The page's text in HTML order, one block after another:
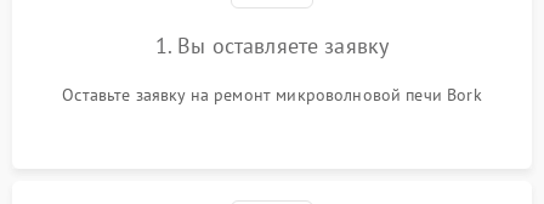
Не работают сенсорные
1000 ₽
1. Вы оставляете заявку
Оставьте заявку на ремонт микроволновой печи Bork